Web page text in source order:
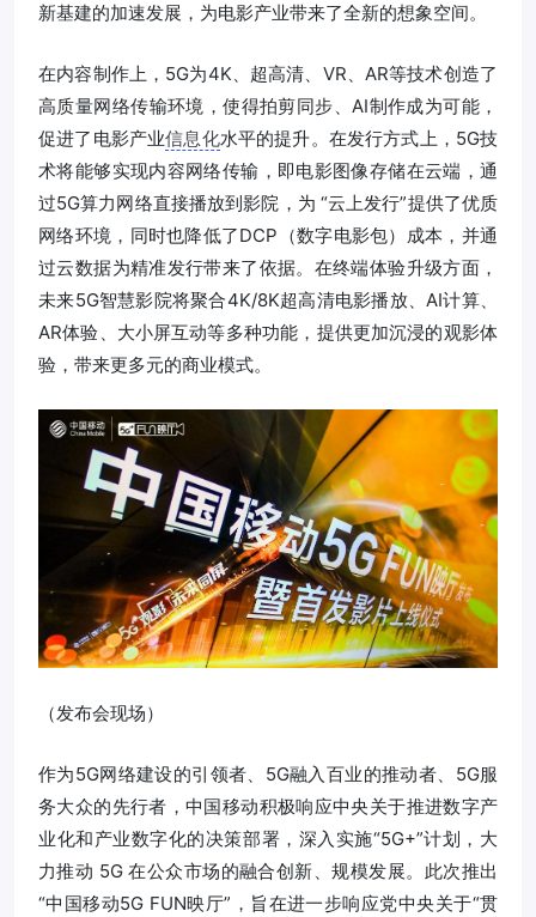
新基建的加速发展，为电影产业带来了全新的想象空间。
在内容制作上，5G为4K、超高清、VR、AR等技术创造了
高质量网络传输环境，使得拍剪同步、AI制作成为可能，
促进了电影产业信息化水平的提升。在发行方式上，5G技
术将能够实现内容网络传输，即电影图像存储在云端，通
过5G算力网络直接播放到影院，为 “云上发行”提供了优质
网络环境，同时也降低了DCP（数字电影包）成本，并通
过云数据为精准发行带来了依据。在终端体验升级方面，
未来5G智慧影院将聚合4K/8K超高清电影播放、AI计算、
AR体验、大小屏互动等多种功能，提供更加沉浸的观影体
验，带来更多元的商业模式。
（发布会现场）
作为5G网络建设的引领者、5G融入百业的推动者、5G服
务大众的先行者，中国移动积极响应中央关于推进数字产
业化和产业数字化的决策部署，深入实施“5G+”计划，大
力推动 5G 在公众市场的融合创新、规模发展。此次推出
“中国移动5G FUN映厅”，旨在进一步响应党中央关于“贯